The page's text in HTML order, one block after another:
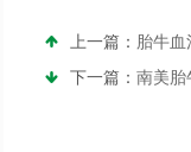
上一篇： 胎牛血
下一篇： 南美胎